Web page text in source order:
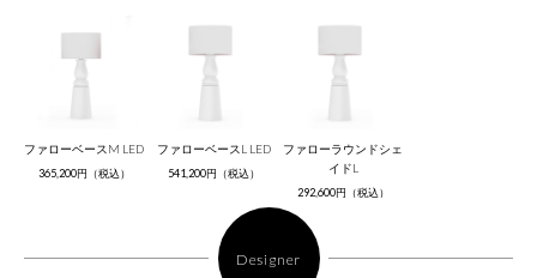
ファローベースM LED
365,200円（税込）
ファローベースL LED
541,200円（税込）
ファローラウンドシェ
イドL
292,600円（税込）
Designer